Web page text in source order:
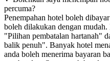
percuma?
Penempahan hotel boleh
boleh dilakukan dengan
"Pilihan pembatalan hartanah"
balik penuh". Banyak hotel
anda boleh menerima bayaran